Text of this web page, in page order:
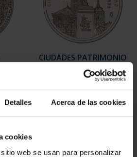
Detalles Acerca de las cookies
cookies
web se usan para personalizar
CIUDADES PATRIMONIO
- ALCALÁ DE HENARES
73,00 €